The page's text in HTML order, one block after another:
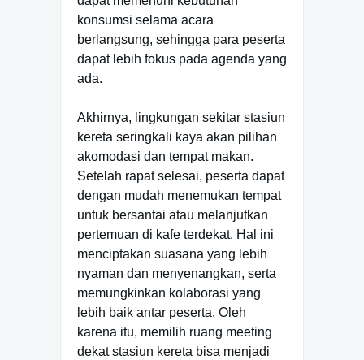
konsumsi selama acara
berlangsung, sehingga para peserta
dapat lebih fokus pada agenda yang
ada.
Akhirnya, lingkungan sekitar stasiun
kereta seringkali kaya akan pilihan
akomodasi dan tempat makan.
Setelah rapat selesai, peserta dapat
dengan mudah menemukan tempat
untuk bersantai atau melanjutkan
pertemuan di kafe terdekat. Hal ini
menciptakan suasana yang lebih
nyaman dan menyenangkan, serta
memungkinkan kolaborasi yang
lebih baik antar peserta. Oleh
karena itu, memilih ruang meeting
dekat stasiun kereta bisa menjadi